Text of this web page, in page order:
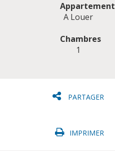
Appartement
A Louer
Chambres
1
PARTAGER
IMPRIMER